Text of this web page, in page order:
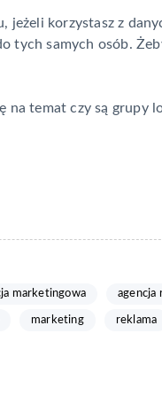
jeżeli korzystasz z
tych samych osób.
na temat czy są grupy
marketingowa agencja
marketing reklama